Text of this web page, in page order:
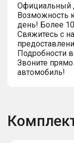
Официальный
Возможность
день! Более
Свяжитесь с
Подробности
Звоните прямо
автомобиль!